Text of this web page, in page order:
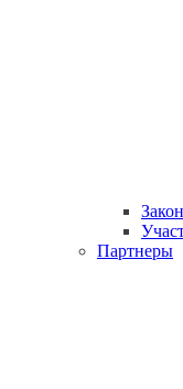
Партнеры